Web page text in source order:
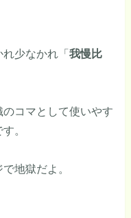
れ少なかれ「我慢比
コマとして使いやす
。
地獄だよ。